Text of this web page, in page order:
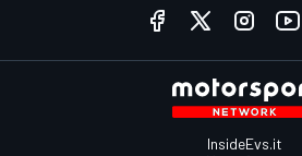
InsideEvs.it